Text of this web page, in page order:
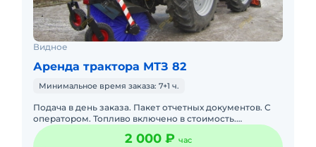
Видное
Аренда трактора МТЗ 82
Минимальное время заказа: 7+1 ч.
Подача в день заказа. Пакет отчетных документов. С
оператором. Топливо включено в стоимость.
Долгосрочная аренда. Краткосрочная аренда. Техника
с малой наработк
2 000 ₽ час